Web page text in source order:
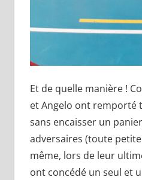
Et de quelle manière !
et Angelo ont remporté
sans encaisser un
adversaires (toute
même, lors de leur
ont concédé un seul et